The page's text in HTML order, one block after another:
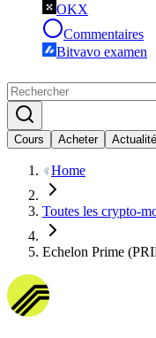
OKX
Commentaires
Bitvavo examen
Cours Acheter
Home
Toutes les crypto-
Echelon Prime